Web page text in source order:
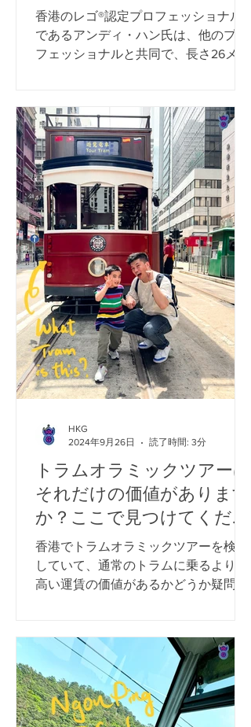
記録を破る
香港のレゴ®認定プロフェッショナル
であるアンディ・ハン氏は、他のプロ
フェッショナルと共同で、長さ26メー
®ブロックジオラマ」というギネス世
界記録™のタイトルに挑戦することを
目指しました。...
トラムオラミックツアーは
それだけの価値があります
か？ここで見つけてくださ
い！
香港でトラムオラミックツアーを検討
していて、通常のトラムに乗るよりも
高い運賃の価値があるかどうか疑問に
ックツアーは、香港の象徴的なランド
マークと息を呑むようなスカイライン
の最高のものを紹介するユニークな
観...
HKG
2024年9月26日
読了時間: 3分